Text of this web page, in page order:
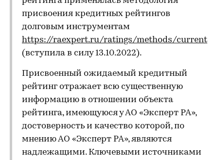
присвоения кредитных рейтингов
долговым инструментам
https://raexpert.ru/ratings/methods/current
(вступила в силу 13.10.2022).
Присвоенный ожидаемый кредитный
рейтинг отражает всю существенную
информацию в отношении объекта
рейтинга, имеющуюся у АО «Эксперт РА»,
достоверность и качество которой, по
мнению АО «Эксперт РА», являются
надлежащими. Ключевыми источниками